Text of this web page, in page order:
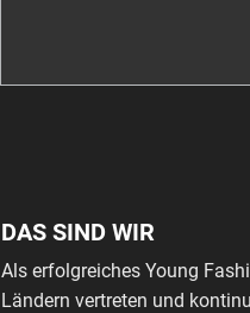
DAS SIND WIR
Als erfolgreiches Young
Ländern vertreten und